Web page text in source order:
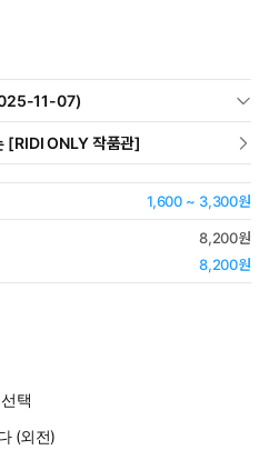
11-07)
[RIDI ONLY 작품관]
1,600 ~ 3,300원
8,200원
8,200원
택